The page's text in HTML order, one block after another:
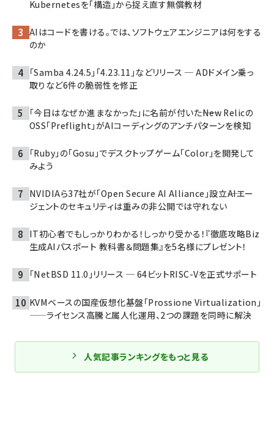
Kubernetesを「構造」から捉え直す無償教材
AIはコードを書ける。では、ソフトウェアエンジニアは何をする
のか
「Samba 4.24.5」「4.23.11」などリリース ─ ADドメイン乗っ
取りなど6件の脆弱性を修正
「今日はなぜか進まなかった」に名前が付いた――New Relicの
OSS「Preflight」がAIコーディングのアンチパターンを検知
「Ruby」の「Gosu」でデスクトップゲーム「Color」を開発して
みよう
NVIDIAら37社が「Open Secure AI Alliance」設立――AIエー
ジェントのセキュリティは重みの非公開では守れない
IT初心者でもしっかりわかる！しっかり受かる！『徹底攻略Biz
生成AIパスポート 教科書＆問題集』を5名様にプレゼント！
「NetBSD 11.0」リリース ─ 64ビットRISC-Vを正式サポート
KVMベースの国産仮想化基盤「Prossione Virtualization」
——ライセンス高騰と属人化運用、2つの課題を同時に解決
人気記事ランキングをもっと見る